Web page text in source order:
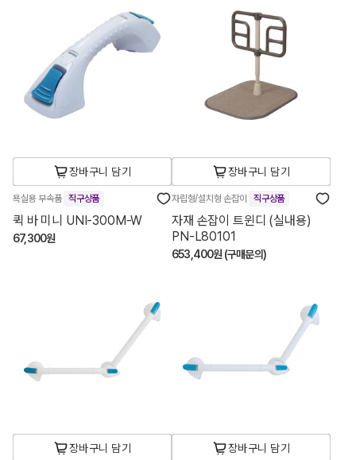
장바구니 담기
욕실용 부속품 직구상품
퀵 바 미니 UNI-300M-W
67,300원
장바구니 담기
자립형/설치형 손잡이 직구상품
자재 손잡이 트윈디 (실내용)
PN-L80101
653,400원 (구매문의)
장바구니 담기 장바구니 담기